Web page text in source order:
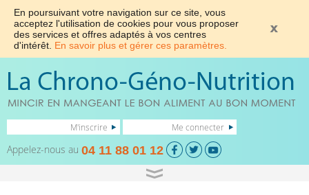
En poursuivant votre navigation sur ce site, vous
acceptez l'utilisation de cookies pour vous proposer
des services et offres adaptés à vos centres
d'intérêt. En savoir plus et gérer ces paramètres.
M'inscrire Me connecter
Appelez-nous au 04 11 88 01 12